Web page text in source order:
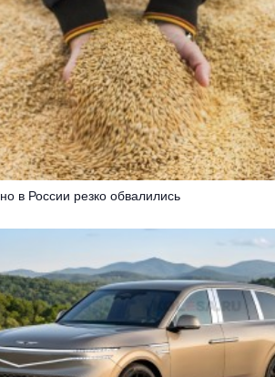
в России резко обвалились